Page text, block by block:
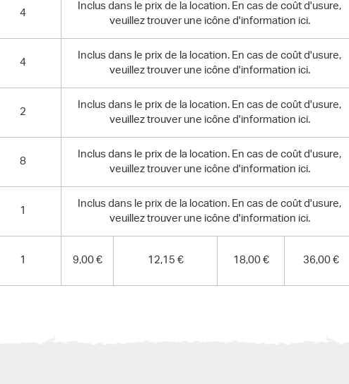
4
Inclus dans le prix de la location. En cas de coût d'usure,
veuillez trouver une icône d'information ici.
4
Inclus dans le prix de la location. En cas de coût d'usure,
veuillez trouver une icône d'information ici.
2
Inclus dans le prix de la location. En cas de coût d'usure,
veuillez trouver une icône d'information ici.
8
Inclus dans le prix de la location. En cas de coût d'usure,
veuillez trouver une icône d'information ici.
1
Inclus dans le prix de la location. En cas de coût d'usure,
veuillez trouver une icône d'information ici.
1 9,00 € 12,15 € 18,00 € 36,00 €